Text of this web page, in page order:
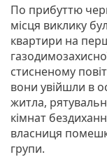
По прибуттю
місця виклику
квартири на
стисненому
вони увійшли в
житла,
кімнат
власниця
групи.